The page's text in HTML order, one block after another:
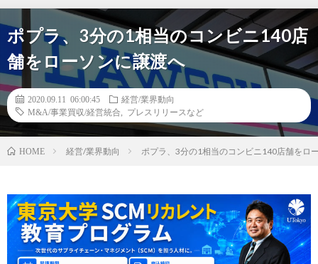
ポプラ、3分の1相当のコンビニ140店
舗をローソンに譲渡へ
2020.09.11 06:00:45
経営/業界動向
M&A/事業買収/経営統合
プレスリリースなど
HOME 経営/業界動向 ポプラ、3分の1相当のコンビニ140店舗をロ